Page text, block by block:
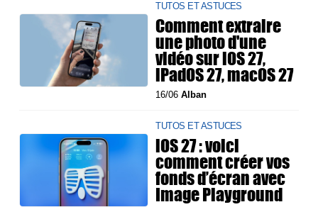
TUTOS ET ASTUCES
Comment extraire
une photo d'une
vidéo sur iOS 27,
iPadOS 27, macOS 27
16/06Alban
TUTOS ET ASTUCES
iOS 27 : voici
comment créer vos
fonds d’écran avec
Image Playground